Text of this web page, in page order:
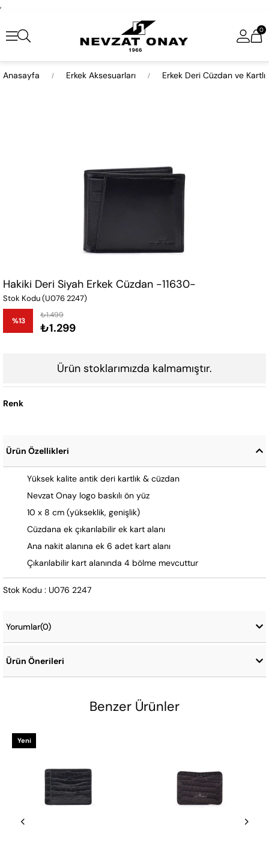
,
0
Anasayfa Erkek Aksesuarları Erkek Deri Cüzdan ve Kartlık
Hakiki Deri Siyah Erkek Cüzdan -11630-
Stok Kodu(U076 2247)
%13
İndirim
₺1.499
₺1.299
Ürün stoklarımızda kalmamıştır.
Renk
Ürün Özellikleri
Yüksek kalite antik deri kartlık & cüzdan
Nevzat Onay logo baskılı ön yüz
10 x 8 cm (yükseklik, genişlik)
Cüzdana ek çıkarılabilir ek kart alanı
Ana nakit alanına ek 6 adet kart alanı
Çıkarılabilir kart alanında 4 bölme mevcuttur
Stok Kodu : U076 2247
Yorumlar(0)
Ürün Önerileri
Benzer Ürünler
Yeni